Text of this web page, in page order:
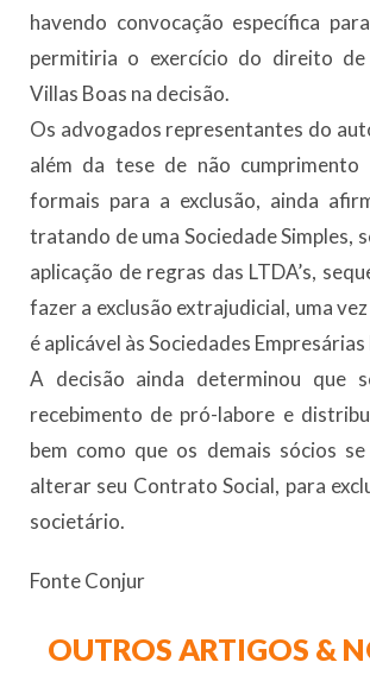
havendo convocação específica
permitiria o exercício do direito de
Villas Boas na decisão.
Os advogados representantes do
além da tese de não cumprimento
formais para a exclusão, ainda
tratando de uma Sociedade Simples,
aplicação de regras das LTDA’s,
fazer a exclusão extrajudicial, uma
é aplicável às Sociedades Empresárias
A decisão ainda determinou que
recebimento de pró-labore e
bem como que os demais sócios
alterar seu Contrato Social, para
societário.
Fonte Conjur
OUTROS ARTIGOS &